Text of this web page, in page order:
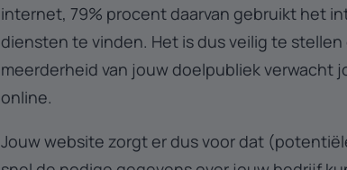
internet, 79% procent daarvan gebruikt het
diensten te vinden. Het is dus veilig te
meerderheid van jouw doelpubliek verwacht
online.
Jouw website zorgt er dus voor dat